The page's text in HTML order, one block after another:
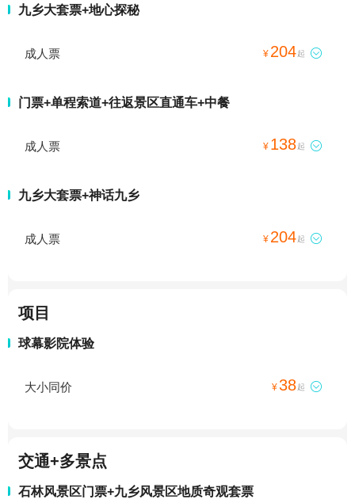
九乡大套票+地心探秘
成人票 ¥ 204起 
门票+单程索道+往返景区直通车+中餐
成人票 ¥ 138起 
九乡大套票+神话九乡
成人票 ¥ 204起 
项目
球幕影院体验
大小同价 ¥38起 
交通+多景点
石林风景区门票+九乡风景区地质奇观套票